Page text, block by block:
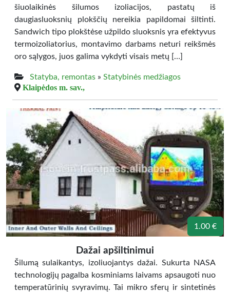
šiuolaikinės šilumos izoliacijos, pastatų iš
daugiasluoksnių plokščių nereikia papildomai šiltinti.
Sandwich tipo plokštėse užpildo sluoksnis yra efektyvus
termoizoliatorius, montavimo darbams neturi reikšmės
oro sąlygos, juos galima vykdyti visais metų […]
Statyba, remontas » Statybinės medžiagos
Klaipėdos m. sav.,
1.00 €
Dažai apšiltinimui
Šilumą sulaikantys, izoliuojantys dažai. Sukurta NASA
technologijų pagalba kosminiams laivams apsaugoti nuo
temperatūrinių svyravimų. Tai mikro sferų ir sintetinės